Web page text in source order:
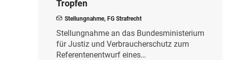
Tropfen
Stellungnahme, FG Strafrecht
Stellungnahme an das Bundesministerium
für Justiz und Verbraucherschutz zum
Referentenentwurf eines…